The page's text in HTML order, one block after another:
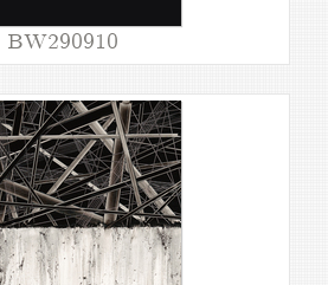
BW290910